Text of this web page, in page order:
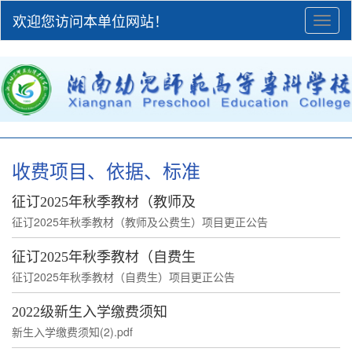
欢迎您访问本单位网站！
收费项目、依据、标准
征订2025年秋季教材（教师及
征订2025年秋季教材（教师及公费生）项目更正公告
征订2025年秋季教材（自费生
征订2025年秋季教材（自费生）项目更正公告
2022级新生入学缴费须知
新生入学缴费须知(2).pdf